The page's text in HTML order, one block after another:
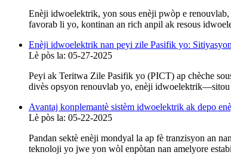
Enèji idwoelektrik, yon sous enèji pwòp e
favorab li yo, kontinan an rich anpil ak resous
Enèji idwoelektrik nan peyi zile Pasifik yo:
Lè pòs la: 05-27-2025
Peyi ak Teritwa Zile Pasifik yo (PICT) ap chèche
divès opsyon renouvlab yo, enèji
Avantaj konplemantè sistèm idwoelektrik ak depo
Lè pòs la: 05-22-2025
Pandan sektè enèji mondyal la ap fè tranzisyon an
teknoloji yo jwe yon wòl enpòtan nan amelyore